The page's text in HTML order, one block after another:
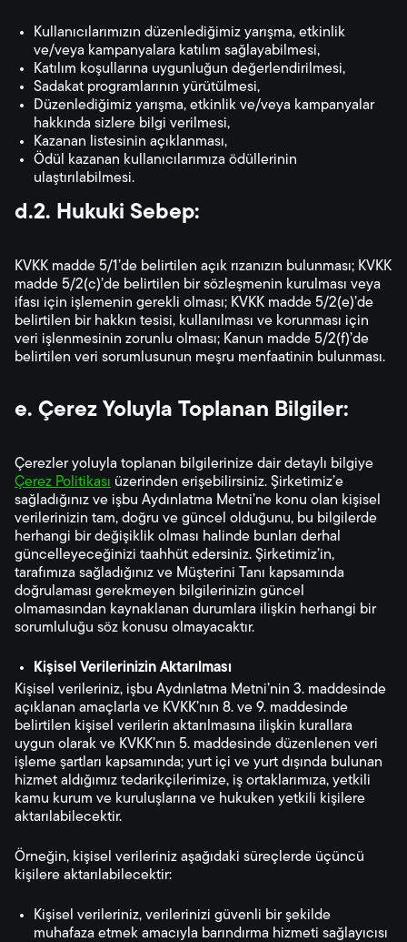
Kullanıcılarımızın düzenlediğimiz yarışma, etkinlik
ve/veya kampanyalara katılım sağlayabilmesi,
Katılım koşullarına uygunluğun değerlendirilmesi,
Sadakat programlarının yürütülmesi,
Düzenlediğimiz yarışma, etkinlik ve/veya kampanyalar
hakkında sizlere bilgi verilmesi,
Kazanan listesinin açıklanması,
Ödül kazanan kullanıcılarımıza ödüllerinin
ulaştırılabilmesi.
d.2. Hukuki Sebep:
KVKK madde 5/1’de belirtilen açık rızanızın bulunması; KVKK
madde 5/2(c)’de belirtilen bir sözleşmenin kurulması veya
ifası için işlemenin gerekli olması; KVKK madde 5/2(e)’de
belirtilen bir hakkın tesisi, kullanılması ve korunması için
veri işlenmesinin zorunlu olması; Kanun madde 5/2(f)’de
belirtilen veri sorumlusunun meşru menfaatinin bulunması.
e. Çerez Yoluyla Toplanan Bilgiler:
Çerezler yoluyla toplanan bilgilerinize dair detaylı bilgiye
Çerez Politikası üzerinden erişebilirsiniz. Şirketimiz’e
sağladığınız ve işbu Aydınlatma Metni’ne konu olan kişisel
verilerinizin tam, doğru ve güncel olduğunu, bu bilgilerde
herhangi bir değişiklik olması halinde bunları derhal
güncelleyeceğinizi taahhüt edersiniz. Şirketimiz’in,
tarafımıza sağladığınız ve Müşterini Tanı kapsamında
doğrulaması gerekmeyen bilgilerinizin güncel
olmamasından kaynaklanan durumlara ilişkin herhangi bir
sorumluluğu söz konusu olmayacaktır.
Kişisel Verilerinizin Aktarılması
Kişisel verileriniz, işbu Aydınlatma Metni’nin 3. maddesinde
açıklanan amaçlarla ve KVKK’nın 8. ve 9. maddesinde
belirtilen kişisel verilerin aktarılmasına ilişkin kurallara
uygun olarak ve KVKK’nın 5. maddesinde düzenlenen veri
işleme şartları kapsamında; yurt içi ve yurt dışında bulunan
hizmet aldığımız tedarikçilerimize, iş ortaklarımıza, yetkili
kamu kurum ve kuruluşlarına ve hukuken yetkili kişilere
aktarılabilecektir.
Örneğin, kişisel verileriniz aşağıdaki süreçlerde üçüncü
kişilere aktarılabilecektir:
Kişisel verileriniz, verilerinizi güvenli bir şekilde
muhafaza etmek amacıyla barındırma hizmeti sağlayıcısı